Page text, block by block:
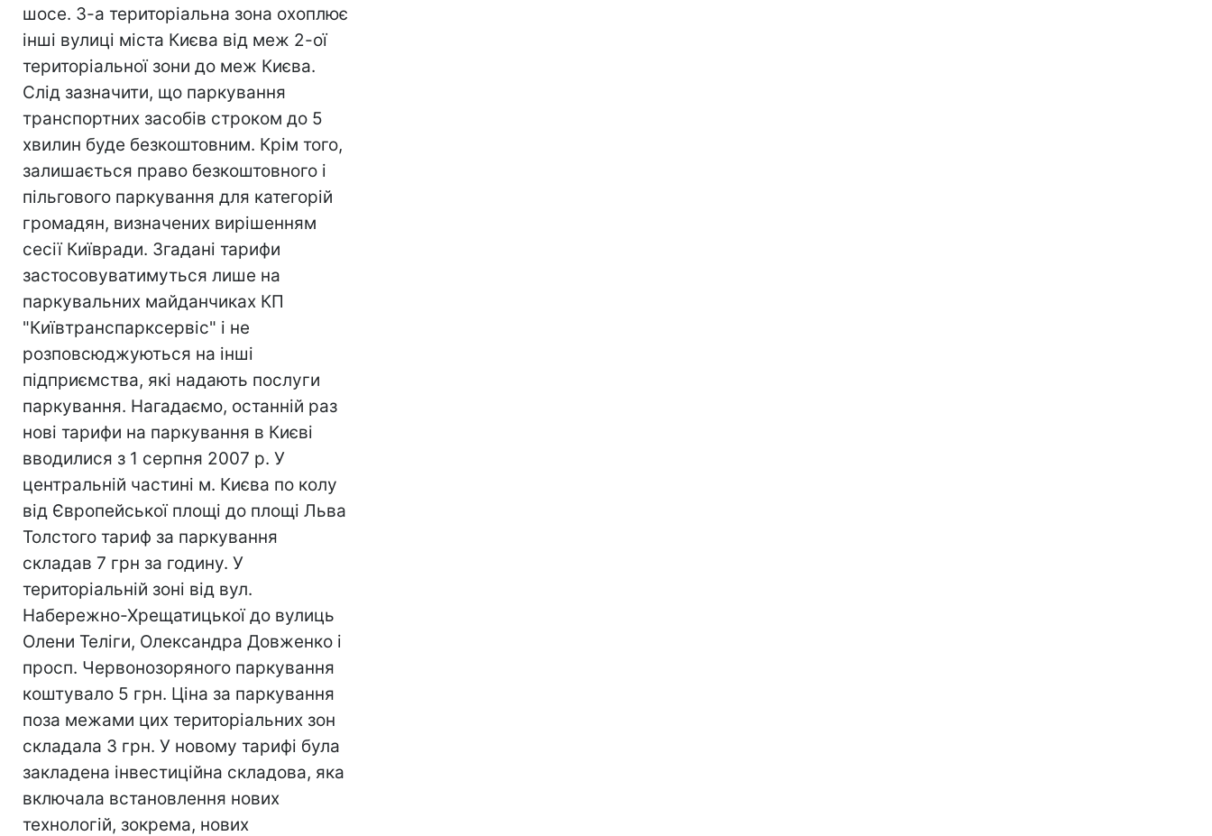
шосе. 3-а територіальна зона охоплює
інші вулиці міста Києва від меж 2-ої
територіальної зони до меж Києва.
Слід зазначити, що паркування
транспортних засобів строком до 5
хвилин буде безкоштовним. Крім того,
залишається право безкоштовного і
пільгового паркування для категорій
громадян, визначених вирішенням
сесії Київради. Згадані тарифи
застосовуватимуться лише на
паркувальних майданчиках КП
"Київтранспарксервіс" і не
розповсюджуються на інші
підприємства, які надають послуги
паркування. Нагадаємо, останній раз
нові тарифи на паркування в Києві
вводилися з 1 серпня 2007 р. У
центральній частині м. Києва по колу
від Європейської площі до площі Льва
Толстого тариф за паркування
складав 7 грн за годину. У
територіальній зоні від вул.
Набережно-Хрещатицької до вулиць
Олени Теліги, Олександра Довженко і
просп. Червонозоряного паркування
коштувало 5 грн. Ціна за паркування
поза межами цих територіальних зон
складала 3 грн. У новому тарифі була
закладена інвестиційна складова, яка
включала встановлення нових
технологій, зокрема, нових